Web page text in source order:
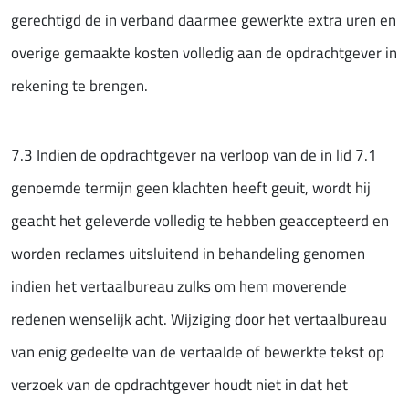
gerechtigd de in verband daarmee gewerkte extra uren en
overige gemaakte kosten volledig aan de opdrachtgever in
rekening te brengen.
7.3 Indien de opdrachtgever na verloop van de in lid 7.1
genoemde termijn geen klachten heeft geuit, wordt hij
geacht het geleverde volledig te hebben geaccepteerd en
worden reclames uitsluitend in behandeling genomen
indien het vertaalbureau zulks om hem moverende
redenen wenselijk acht. Wijziging door het vertaalbureau
van enig gedeelte van de vertaalde of bewerkte tekst op
verzoek van de opdrachtgever houdt niet in dat het